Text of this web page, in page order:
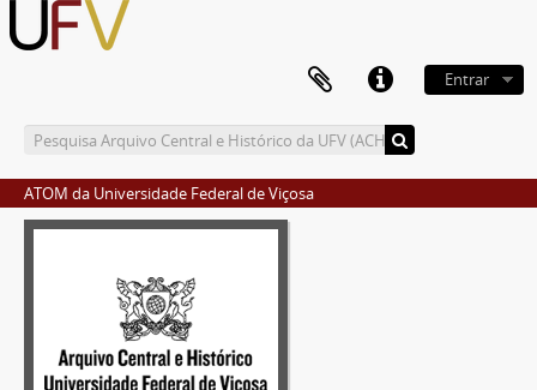
Entrar
ATOM da Universidade Federal de Viçosa